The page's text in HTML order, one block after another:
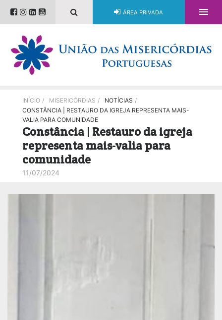
ÁREA PRIVADA 
INÍCIO / MISERICÓRDIAS / NOTÍCIAS /
CONSTÂNCIA | RESTAURO DA IGREJA REPRESENTA MAIS-
VALIA PARA COMUNIDADE
Constância | Restauro da igreja
representa mais-valia para
comunidade
11/07/2024